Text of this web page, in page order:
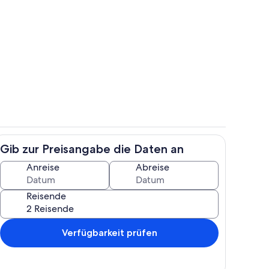
Eigene Küche
Gib zur Preisangabe die Daten an
Anreise Abreise
Reisende
Verfügbarkeit prüfen